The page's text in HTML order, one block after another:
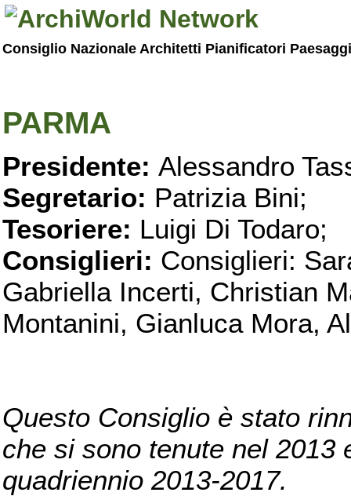
Consiglio Nazionale Architetti Pianificatori
PARMA
Presidente: Alessandro
Segretario: Patrizia Bini;
Tesoriere: Luigi Di Todaro;
Consiglieri: Consiglieri:
Gabriella Incerti, Christian
Montanini, Gianluca Mora,
Questo Consiglio è stato
che si sono tenute nel 2013
quadriennio 2013-2017.